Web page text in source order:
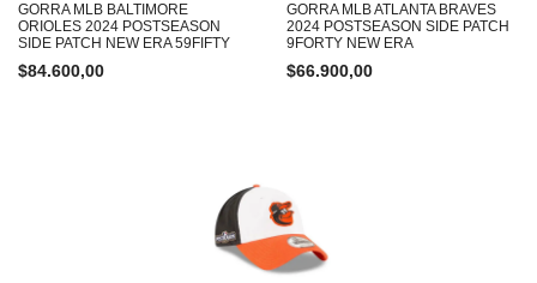
GORRA MLB BALTIMORE
ORIOLES 2024 POSTSEASON
SIDE PATCH NEW ERA 59FIFTY
$84.600,00
GORRA MLB ATLANTA BRAVES
2024 POSTSEASON SIDE PATCH
9FORTY NEW ERA
$66.900,00